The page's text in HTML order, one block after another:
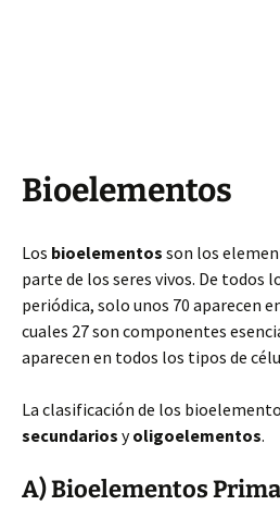
Bioelementos
Los bioelementos son los
parte de los seres vivos. De todos
periódica, solo unos 70 aparecen
cuales 27 son componentes
aparecen en todos los tipos de
La clasificación de los
secundarios yoligoelementos.
A) Bioelementos